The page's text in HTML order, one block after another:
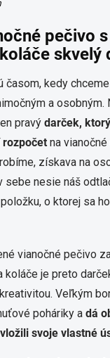
pečivo
skvelý
časom, kedy
a osobným.
pravý darček,
rozpočet na
získava na
sebe nesie náš
o ktorej sa
vianočné pečivo
koláče je preto
Veľkým
poháriky a dá
svoje vlastné